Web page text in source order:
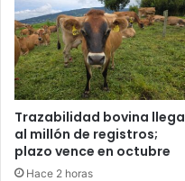
Trazabilidad bovina llega
al millón de registros;
plazo vence en octubre
Hace 2 horas